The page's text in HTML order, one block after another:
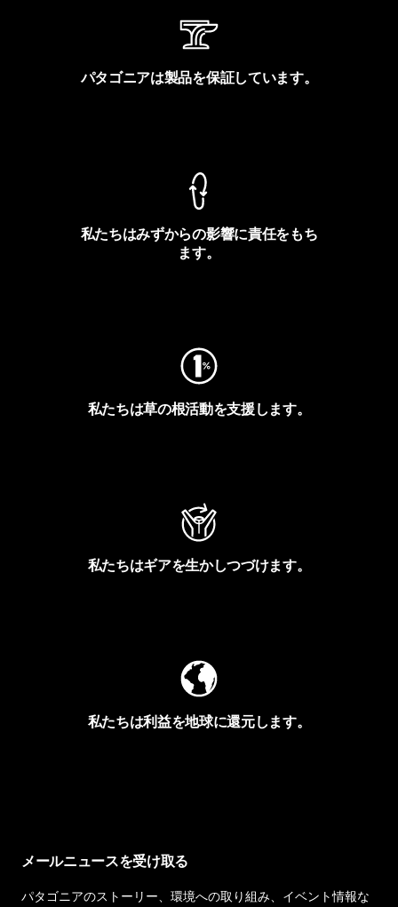
パタゴニアは製品を保証しています。
私たちはみずからの影響に責任をもち
ます。
私たちは草の根活動を支援します。
私たちはギアを生かしつづけます。
私たちは利益を地球に還元します。
メールニュースを受け取る
パタゴニアのストーリー、環境への取り組み、イベント情報な